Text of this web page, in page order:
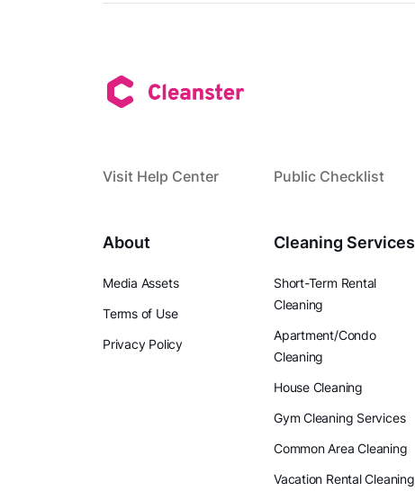
Visit Help Center Public Checklist
About
Media Assets
Terms of Use
Privacy Policy
Cleaning Services
Short-Term Rental
Cleaning
Apartment/Condo
Cleaning
House Cleaning
Gym Cleaning Services
Common Area Cleaning
Vacation Rental Cleaning